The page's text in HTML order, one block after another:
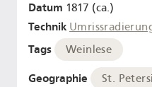
Datum 1817 (ca.)
Technik
Tags Weinlese
Geographie St.